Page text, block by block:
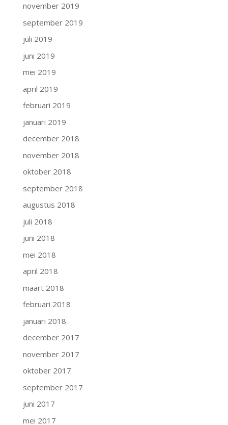
november 2019
september 2019
juli 2019
juni 2019
mei 2019
april 2019
februari 2019
januari 2019
december 2018
november 2018
oktober 2018
september 2018
augustus 2018
juli 2018
juni 2018
mei 2018
april 2018
maart 2018
februari 2018
januari 2018
december 2017
november 2017
oktober 2017
september 2017
juni 2017
mei 2017